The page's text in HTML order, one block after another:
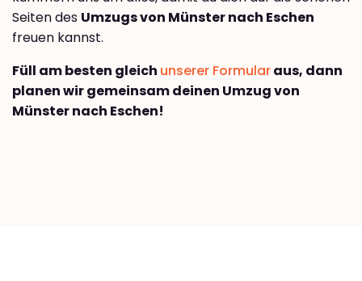
Seiten des Umzugs von Münster nach Eschen
freuen kannst.
Füll am besten gleich unserer Formularaus, dann
planen wir gemeinsam deinen Umzug von
Münster nach Eschen!